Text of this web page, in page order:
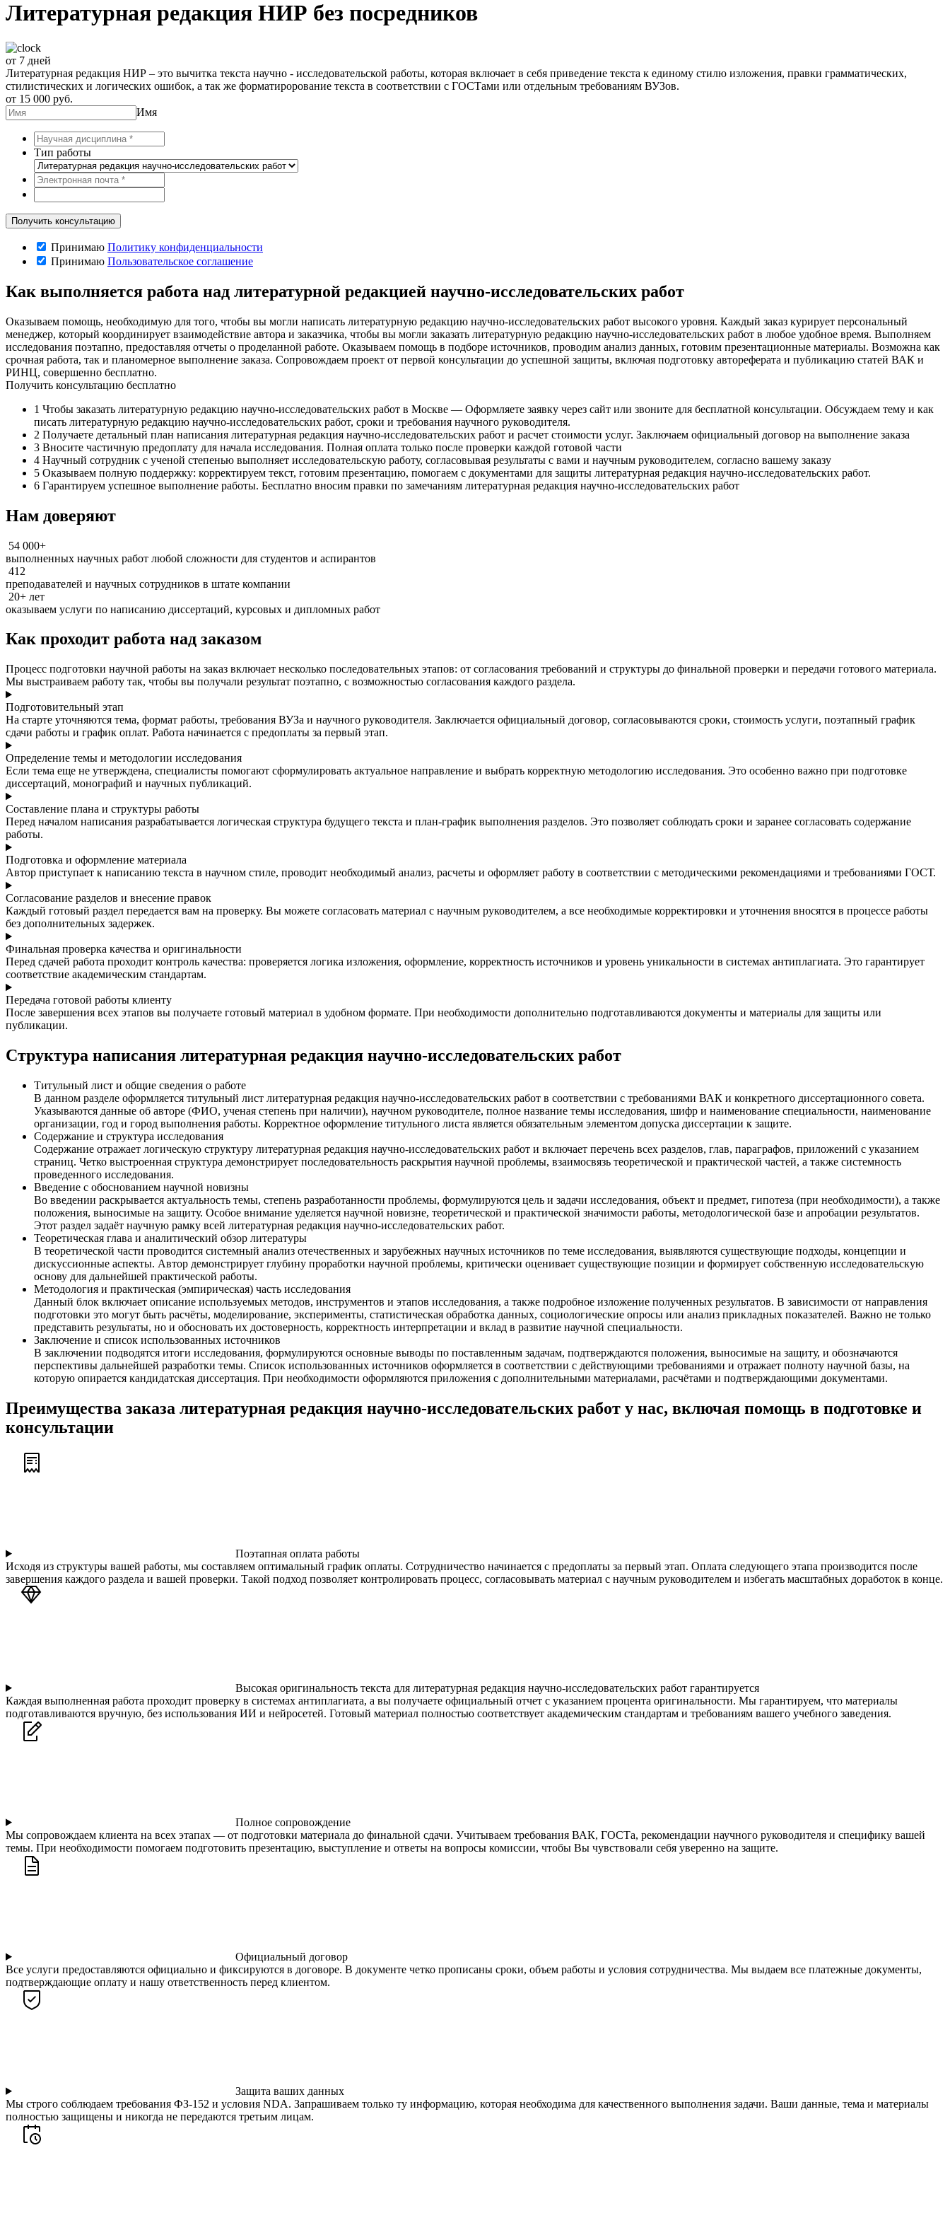
Литературная редакция НИР без посредников
от 7 дней
Литературная редакция НИР – это вычитка текста научно - исследовательской работы, которая включает в себя приведение текста к единому стилю изложения, правки грамматических,
стилистических и логических ошибок, а так же форматирорование текста в соответствии с ГОСТами или отдельным требованиям ВУЗов.
от 15 000 руб.
Имя
Тип работы
Принимаю Политику конфиденциальности
Принимаю Пользовательское соглашение
Как выполняется работа над литературной редакцией научно-исследовательских работ
Оказываем помощь, необходимую для того, чтобы вы могли написать литературную редакцию научно-исследовательских работ высокого уровня. Каждый заказ курирует персональный
менеджер, который координирует взаимодействие автора и заказчика, чтобы вы могли заказать литературную редакцию научно-исследовательских работ в любое удобное время. Выполняем
исследования поэтапно, предоставляя отчеты о проделанной работе. Оказываем помощь в подборе источников, проводим анализ данных, готовим презентационные материалы. Возможна как
срочная работа, так и планомерное выполнение заказа. Сопровождаем проект от первой консультации до успешной защиты, включая подготовку автореферата и публикацию статей ВАК и
РИНЦ, совершенно бесплатно.
Получить консультацию бесплатно
1 Чтобы заказать литературную редакцию научно-исследовательских работ в Москве — Оформляете заявку через сайт или звоните для бесплатной консультации. Обсуждаем тему и как
писать литературную редакцию научно-исследовательских работ, сроки и требования научного руководителя.
2 Получаете детальный план написания литературная редакция научно-исследовательских работ и расчет стоимости услуг. Заключаем официальный договор на выполнение заказа
3 Вносите частичную предоплату для начала исследования. Полная оплата только после проверки каждой готовой части
4 Научный сотрудник с ученой степенью выполняет исследовательскую работу, согласовывая результаты с вами и научным руководителем, согласно вашему заказу
5 Оказываем полную поддержку: корректируем текст, готовим презентацию, помогаем с документами для защиты литературная редакция научно-исследовательских работ.
6 Гарантируем успешное выполнение работы. Бесплатно вносим правки по замечаниям литературная редакция научно-исследовательских работ
Нам доверяют
54 000+
выполненных научных работ любой сложности для студентов и аспирантов
412
преподавателей и научных сотрудников в штате компании
20+ лет
оказываем услуги по написанию диссертаций, курсовых и дипломных работ
Как проходит работа над заказом
Процесс подготовки научной работы на заказ включает несколько последовательных этапов: от согласования требований и структуры до финальной проверки и передачи готового материала.
Мы выстраиваем работу так, чтобы вы получали результат поэтапно, с возможностью согласования каждого раздела.
Подготовительный этап
На старте уточняются тема, формат работы, требования ВУЗа и научного руководителя. Заключается официальный договор, согласовываются сроки, стоимость услуги, поэтапный график
сдачи работы и график оплат. Работа начинается с предоплаты за первый этап.
Определение темы и методологии исследования
Если тема еще не утверждена, специалисты помогают сформулировать актуальное направление и выбрать корректную методологию исследования. Это особенно важно при подготовке
диссертаций, монографий и научных публикаций.
Составление плана и структуры работы
Перед началом написания разрабатывается логическая структура будущего текста и план-график выполнения разделов. Это позволяет соблюдать сроки и заранее согласовать содержание
работы.
Подготовка и оформление материала
Автор приступает к написанию текста в научном стиле, проводит необходимый анализ, расчеты и оформляет работу в соответствии с методическими рекомендациями и требованиями ГОСТ.
Согласование разделов и внесение правок
Каждый готовый раздел передается вам на проверку. Вы можете согласовать материал с научным руководителем, а все необходимые корректировки и уточнения вносятся в процессе работы
без дополнительных задержек.
Финальная проверка качества и оригинальности
Перед сдачей работа проходит контроль качества: проверяется логика изложения, оформление, корректность источников и уровень уникальности в системах антиплагиата. Это гарантирует
соответствие академическим стандартам.
Передача готовой работы клиенту
После завершения всех этапов вы получаете готовый материал в удобном формате. При необходимости дополнительно подготавливаются документы и материалы для защиты или
публикации.
Структура написания литературная редакция научно-исследовательских работ
Титульный лист и общие сведения о работе
В данном разделе оформляется титульный лист литературная редакция научно-исследовательских работ в соответствии с требованиями ВАК и конкретного диссертационного совета.
Указываются данные об авторе (ФИО, ученая степень при наличии), научном руководителе, полное название темы исследования, шифр и наименование специальности, наименование
организации, год и город выполнения работы. Корректное оформление титульного листа является обязательным элементом допуска диссертации к защите.
Содержание и структура исследования
Содержание отражает логическую структуру литературная редакция научно-исследовательских работ и включает перечень всех разделов, глав, параграфов, приложений с указанием
страниц. Четко выстроенная структура демонстрирует последовательность раскрытия научной проблемы, взаимосвязь теоретической и практической частей, а также системность
проведенного исследования.
Введение с обоснованием научной новизны
Во введении раскрывается актуальность темы, степень разработанности проблемы, формулируются цель и задачи исследования, объект и предмет, гипотеза (при необходимости), а также
положения, выносимые на защиту. Особое внимание уделяется научной новизне, теоретической и практической значимости работы, методологической базе и апробации результатов.
Этот раздел задаёт научную рамку всей литературная редакция научно-исследовательских работ.
Теоретическая глава и аналитический обзор литературы
В теоретической части проводится системный анализ отечественных и зарубежных научных источников по теме исследования, выявляются существующие подходы, концепции и
дискуссионные аспекты. Автор демонстрирует глубину проработки научной проблемы, критически оценивает существующие позиции и формирует собственную исследовательскую
основу для дальнейшей практической работы.
Методология и практическая (эмпирическая) часть исследования
Данный блок включает описание используемых методов, инструментов и этапов исследования, а также подробное изложение полученных результатов. В зависимости от направления
подготовки это могут быть расчёты, моделирование, эксперименты, статистическая обработка данных, социологические опросы или анализ прикладных показателей. Важно не только
представить результаты, но и обосновать их достоверность, корректность интерпретации и вклад в развитие научной специальности.
Заключение и список использованных источников
В заключении подводятся итоги исследования, формулируются основные выводы по поставленным задачам, подтверждаются положения, выносимые на защиту, и обозначаются
перспективы дальнейшей разработки темы. Список использованных источников оформляется в соответствии с действующими требованиями и отражает полноту научной базы, на
которую опирается кандидатская диссертация. При необходимости оформляются приложения с дополнительными материалами, расчётами и подтверждающими документами.
Преимущества заказа литературная редакция научно-исследовательских работ у нас, включая помощь в подготовке и
консультации
Поэтапная оплата работы
Исходя из структуры вашей работы, мы составляем оптимальный график оплаты. Сотрудничество начинается с предоплаты за первый этап. Оплата следующего этапа производится после
завершения каждого раздела и вашей проверки. Такой подход позволяет контролировать процесс, согласовывать материал с научным руководителем и избегать масштабных доработок в конце.
Высокая оригинальность текста для литературная редакция научно-исследовательских работ гарантируется
Каждая выполненная работа проходит проверку в системах антиплагиата, а вы получаете официальный отчет с указанием процента оригинальности. Мы гарантируем, что материалы
подготавливаются вручную, без использования ИИ и нейросетей. Готовый материал полностью соответствует академическим стандартам и требованиям вашего учебного заведения.
Полное сопровождение
Мы сопровождаем клиента на всех этапах — от подготовки материала до финальной сдачи. Учитываем требования ВАК, ГОСТа, рекомендации научного руководителя и специфику вашей
темы. При необходимости помогаем подготовить презентацию, выступление и ответы на вопросы комиссии, чтобы Вы чувствовали себя уверенно на защите.
Официальный договор
Все услуги предоставляются официально и фиксируются в договоре. В документе четко прописаны сроки, объем работы и условия сотрудничества. Мы выдаем все платежные документы,
подтверждающие оплату и нашу ответственность перед клиентом.
Защита ваших данных
Мы строго соблюдаем требования ФЗ-152 и условия NDA. Запрашиваем только ту информацию, которая необходима для качественного выполнения задачи. Ваши данные, тема и материалы
полностью защищены и никогда не передаются третьим лицам.